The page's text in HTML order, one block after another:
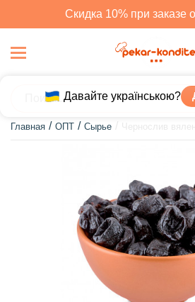
Скидка 10% при заказе
Давайте українською?
Главная ОПТ Сырье Чернослив